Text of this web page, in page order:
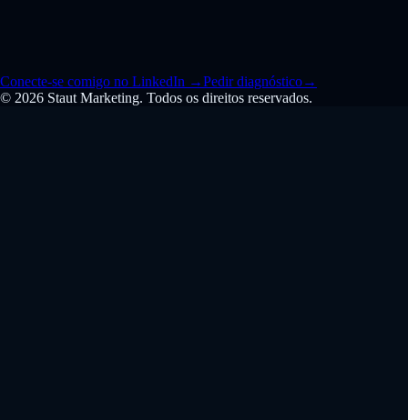
Conecte-se comigo no LinkedIn →Pedir diagnóstico→
© 2026 Staut Marketing. Todos os direitos reservados.